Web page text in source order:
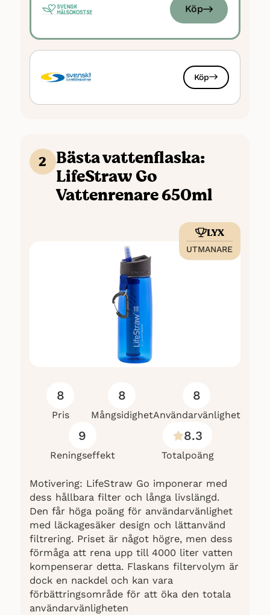
mikroorganismer
Kapacitet: 3000 liter (~6 månader)
Attraktiv presentförpackning och
multiadaptor inkluderad
Köp
Köp
2 Bästa vattenflaska:
LifeStraw Go
Vattenrenare 650ml
LYX
UTMANARE
8
Pris
8
Mångsidighet
8
Användarvänlighet
9
Reningseffekt
8.3
Totalpoäng
Motivering: LifeStraw Go imponerar med
dess hållbara filter och långa livslängd.
Den får höga poäng för användarvänlighet
med läckagesäker design och lättanvänd
filtrering. Priset är något högre, men dess
förmåga att rena upp till 4000 liter vatten
kompenserar detta. Flaskans filtervolym är
dock en nackdel och kan vara
förbättringsområde för att öka den totala
användarvänligheten